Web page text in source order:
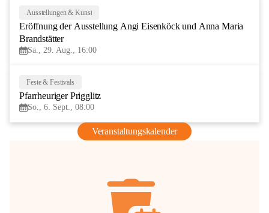
AUG
Ausstellungen & Kunst
Eröffnung der Ausstellung Angi Eisenköck und Anna Maria
Brandstätter
Sa., 29. Aug., 16:00
Feste & Festivals
Pfarrheuriger Prigglitz
So., 6. Sept., 08:00
Veranstaltungskalender